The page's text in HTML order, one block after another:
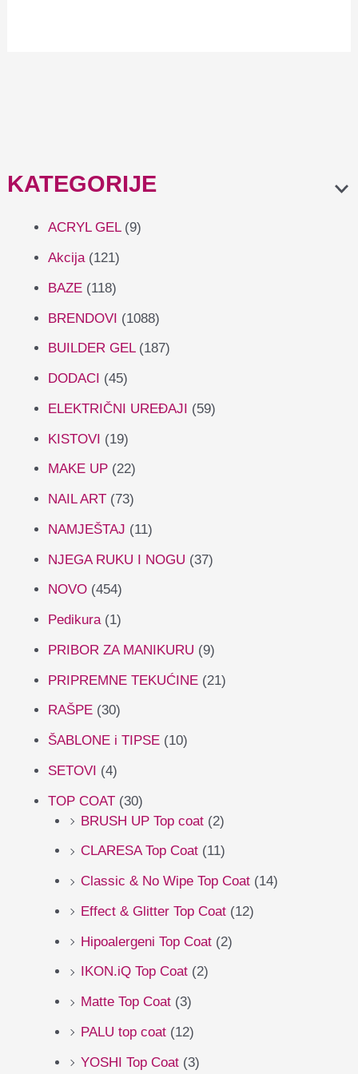
KATEGORIJE
ACRYL GEL (9)
Akcija (121)
BAZE (118)
BRENDOVI (1088)
BUILDER GEL (187)
DODACI (45)
ELEKTRIČNI UREĐAJI (59)
KISTOVI (19)
MAKE UP (22)
NAIL ART (73)
NAMJEŠTAJ (11)
NJEGA RUKU I NOGU (37)
NOVO (454)
Pedikura (1)
PRIBOR ZA MANIKURU (9)
PRIPREMNE TEKUĆINE (21)
RAŠPE (30)
ŠABLONE i TIPSE (10)
SETOVI (4)
TOP COAT (30)
BRUSH UP Top coat (2)
CLARESA Top Coat (11)
Classic & No Wipe Top Coat (14)
Effect & Glitter Top Coat (12)
Hipoalergeni Top Coat (2)
IKON.iQ Top Coat (2)
Matte Top Coat (3)
PALU top coat (12)
YOSHI Top Coat (3)